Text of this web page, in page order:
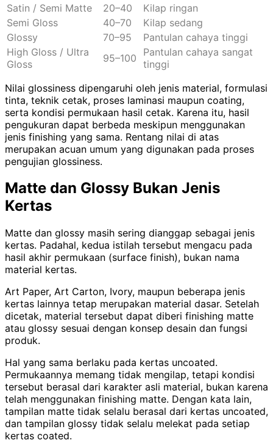
Satin / Semi Matte
20–40
Kilap ringan
Semi Gloss
40–70
Kilap sedang
Glossy
70–95
Pantulan cahaya tinggi
High Gloss / Ultra
Gloss
95–100
Pantulan cahaya sangat
tinggi
Nilai glossiness dipengaruhi oleh jenis material, formulasi
tinta, teknik cetak, proses laminasi maupun coating,
serta kondisi permukaan hasil cetak. Karena itu, hasil
pengukuran dapat berbeda meskipun menggunakan
jenis finishing yang sama. Rentang nilai di atas
merupakan acuan umum yang digunakan pada proses
pengujian glossiness.
Matte dan Glossy Bukan Jenis
Kertas
Matte dan glossy masih sering dianggap sebagai jenis
kertas. Padahal, kedua istilah tersebut mengacu pada
hasil akhir permukaan (surface finish), bukan nama
material kertas.
Art Paper, Art Carton, Ivory, maupun beberapa jenis
kertas lainnya tetap merupakan material dasar. Setelah
dicetak, material tersebut dapat diberi finishing matte
atau glossy sesuai dengan konsep desain dan fungsi
produk.
Hal yang sama berlaku pada kertas uncoated.
Permukaannya memang tidak mengilap, tetapi kondisi
tersebut berasal dari karakter asli material, bukan karena
telah menggunakan finishing matte. Dengan kata lain,
tampilan matte tidak selalu berasal dari kertas uncoated,
dan tampilan glossy tidak selalu melekat pada setiap
kertas coated.